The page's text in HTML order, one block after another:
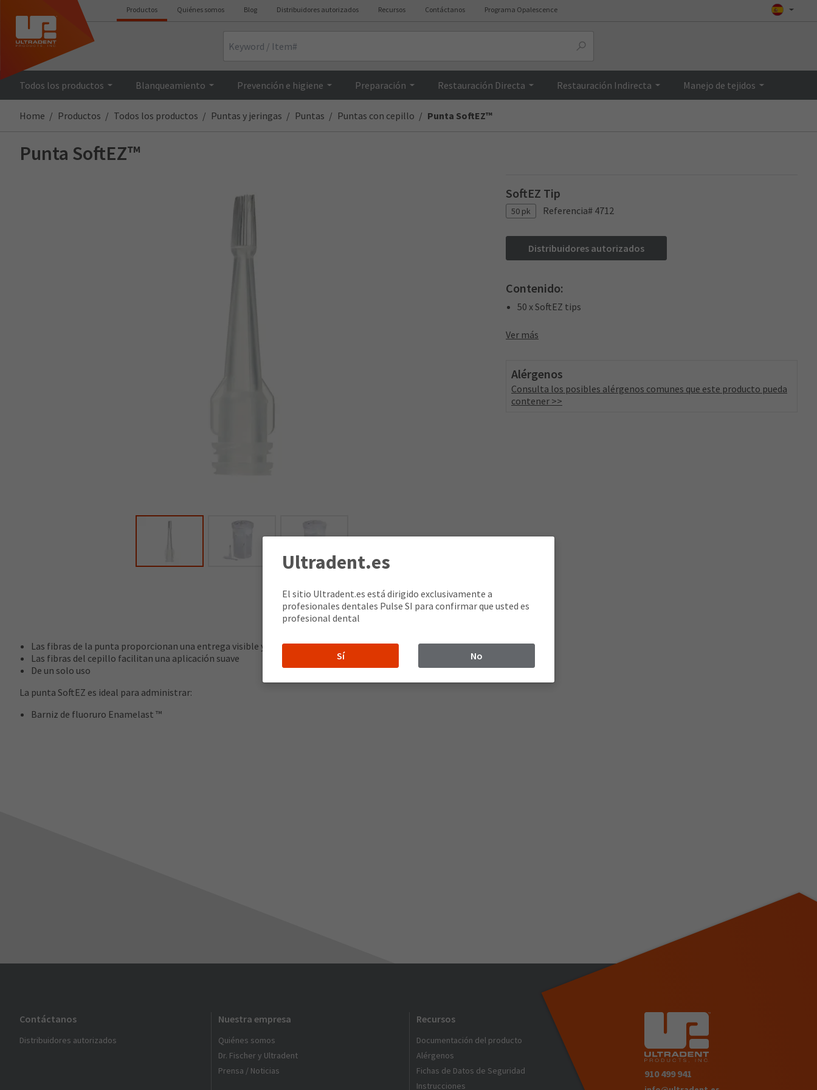
Productos Quiénes somos Blog Distribuidores autorizados Recursos Contáctanos Programa Opalescence
Todos los productos Blanqueamiento Prevención e higiene Preparación Restauración Directa Restauración Indirecta Manejo de tejidos
Home Productos Todos los productos Puntas y jeringas Puntas Puntas con cepillo Punta SoftEZ™
Punta SoftEZ™
SoftEZ Tip
50 pk Referencia# 4712
Distribuidores autorizados
Contenido:
50 x SoftEZ tips
Ver más
Alérgenos
Consulta los posibles alérgenos comunes que este producto pueda
contener >>
Las fibras de la punta proporcionan una entrega visible y controlada
Las fibras del cepillo facilitan una aplicación suave
De un solo uso
La punta SoftEZ es ideal para administrar:
Barniz de fluoruro Enamelast ™
Contáctanos
Distribuidores autorizados
Nuestra empresa
Quiénes somos
Dr. Fischer y Ultradent
Prensa / Noticias
Recursos
Documentación del producto
Alérgenos
Fichas de Datos de Seguridad
Instrucciones
910 499 941
Ultradent.es
El sitio Ultradent.es está dirigido exclusivamente a
profesionales dentales Pulse SI para confirmar que usted es
profesional dental
Sí No